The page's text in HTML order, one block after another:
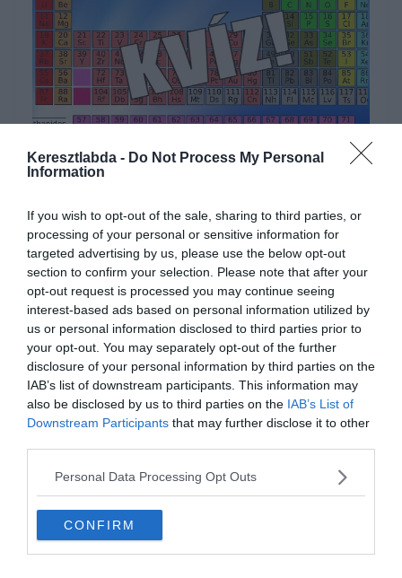
Keresztlabda - Do Not Process My Personal
Information
If you wish to opt-out of the sale, sharing to third parties, or
processing of your personal or sensitive information for
targeted advertising by us, please use the below opt-out
section to confirm your selection. Please note that after your
opt-out request is processed you may continue seeing
interest-based ads based on personal information utilized by
us or personal information disclosed to third parties prior to
your opt-out. You may separately opt-out of the further
disclosure of your personal information by third parties on the
IAB’s list of downstream participants. This information may
also be disclosed by us to third parties on the IAB’s List of
Downstream Participants that may further disclose it to other
Personal Data Processing Opt Outs
CONFIRM
Mi az Arzén vegyjele?